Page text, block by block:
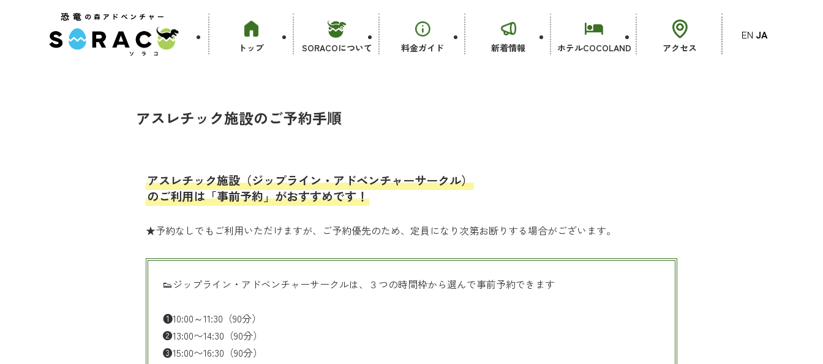
トップ SORACOについて 料金ガイド 新着情報 ホテルCOCOLAND アクセス
EN JA
アスレチック施設のご予約手順
アスレチック施設（ジップライン・アドベンチャーサークル）
のご利用は「事前予約」がおすすめです！
★予約なしでもご利用いただけますが、ご予約優先のため、定員になり次第お断りする場合がございます。
👟ジップライン・アドベンチャーサークルは、３つの時間枠から選んで事前予約できます
❶10:00～11:30（90分）
❷13:00〜14:30（90分）
❸15:00〜16:30（90分）